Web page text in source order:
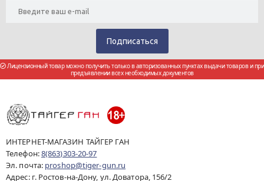
Лицензионный товар можно получить только в авторизованных пунктах выдачи товаров и при
предъявлении всех необходимых документов
ИНТЕРНЕТ-МАГАЗИН ТАЙГЕР ГАН
Телефон:8(863)303-20-97
Эл. почта: proshop@tiger-gun.ru
Адрес: г. Ростов-на-Дону, ул. Доватора, 156/2